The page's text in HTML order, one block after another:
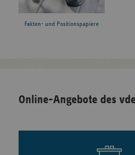
Fakten- und Positionspapiere
Online-Angebote des